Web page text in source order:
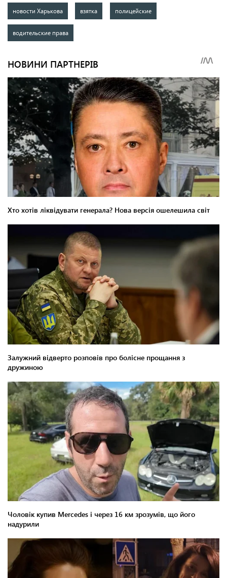
новости Харькова взятка полицейские
водительские права